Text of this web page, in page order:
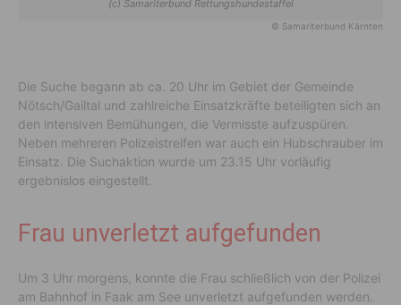
(c) Samariterbund Rettungshundestaffel
© Samariterbund Kärnten
Die Suche begann ab ca. 20 Uhr im Gebiet der Gemeinde
Nötsch/Gailtal und zahlreiche Einsatzkräfte beteiligten sich an
den intensiven Bemühungen, die Vermisste aufzuspüren.
Neben mehreren Polizeistreifen war auch ein Hubschrauber im
Einsatz. Die Suchaktion wurde um 23.15 Uhr vorläufig
ergebnislos eingestellt.
Frau unverletzt aufgefunden
Um 3 Uhr morgens, konnte die Frau schließlich von der Polizei
am Bahnhof in Faak am See unverletzt aufgefunden werden.